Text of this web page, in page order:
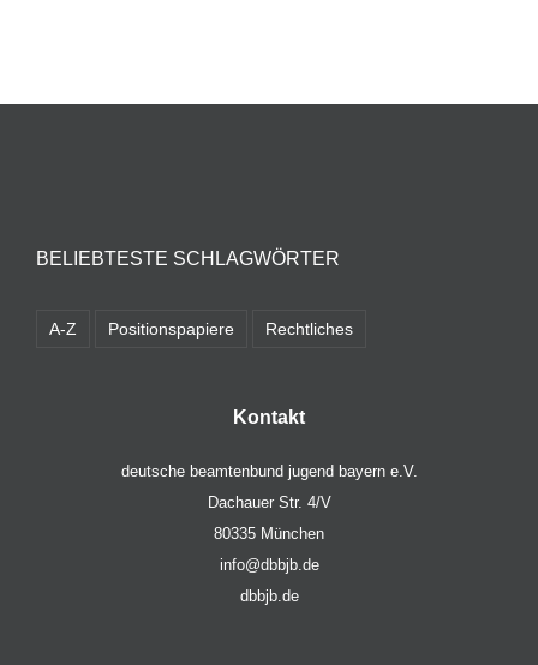
BELIEBTESTE SCHLAGWÖRTER
A-Z Positionspapiere Rechtliches
Kontakt
deutsche beamtenbund jugend bayern e.V.
Dachauer Str. 4/V
80335 München
info@dbbjb.de
dbbjb.de